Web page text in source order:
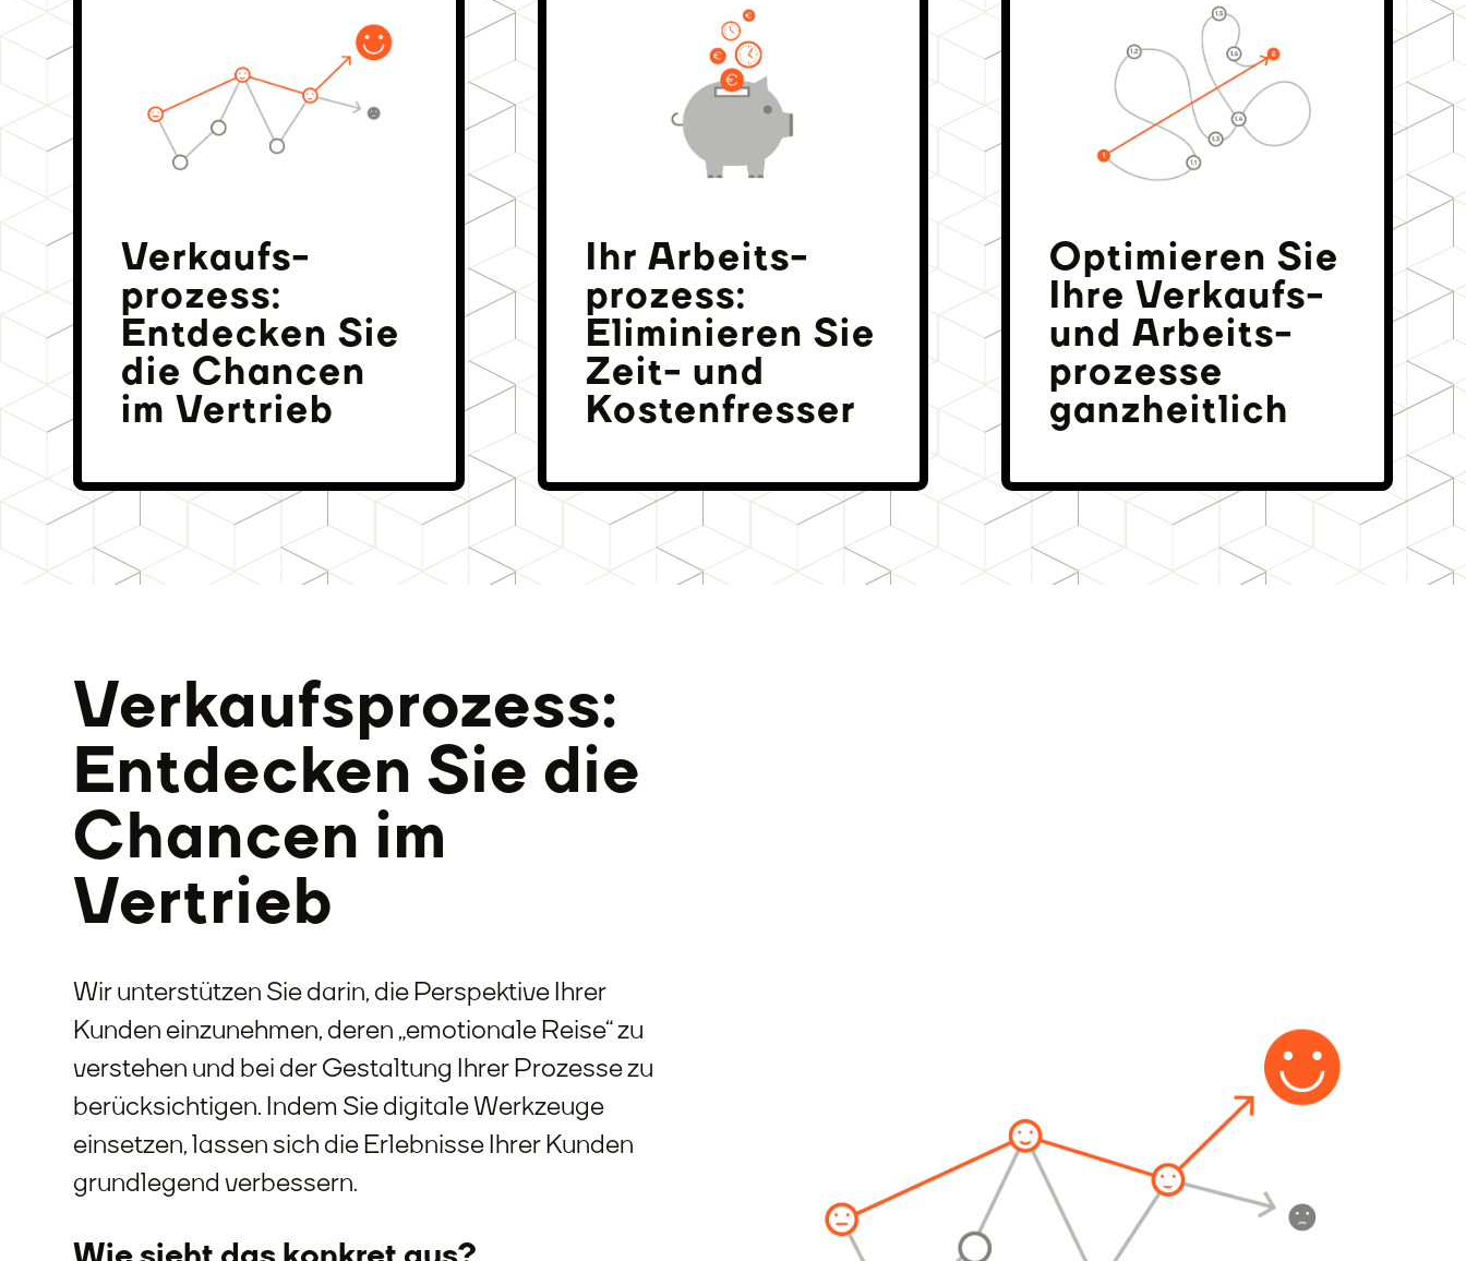
Verkaufs­
prozess:
Entdecken Sie
die Chancen
im Vertrieb
Ihr Arbeits­
prozess:
Eliminieren Sie
Zeit- und
Kostenfresser
Optimieren Sie
Ihre Verkaufs-
und Arbeits­
prozesse
ganzheitlich
Verkaufsprozess:
Entdecken Sie die
Chancen im
Vertrieb
Wir unterstützen Sie darin, die Perspektive Ihrer
Kunden einzunehmen, deren „emotionale Reise“ zu
verstehen und bei der Gestaltung Ihrer Prozesse zu
berücksichtigen. Indem Sie digitale Werkzeuge
einsetzen, lassen sich die Erlebnisse Ihrer Kunden
grundlegend verbessern.